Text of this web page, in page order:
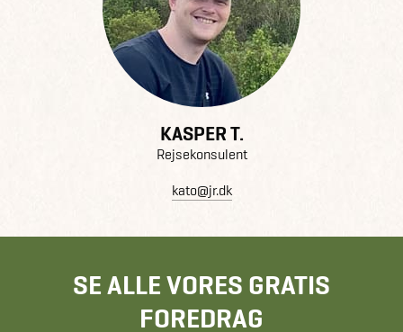
KASPER T.
Rejsekonsulent
kato@jr.dk
SE ALLE VORES GRATIS
FOREDRAG